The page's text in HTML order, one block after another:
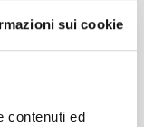
sui cookie
contenuti ed